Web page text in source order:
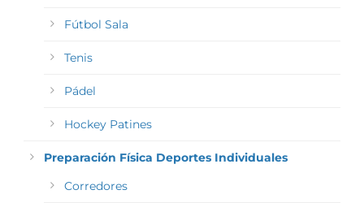
Fútbol Sala
Tenis
Pádel
Hockey Patines
Preparación Física Deportes Individuales
Corredores